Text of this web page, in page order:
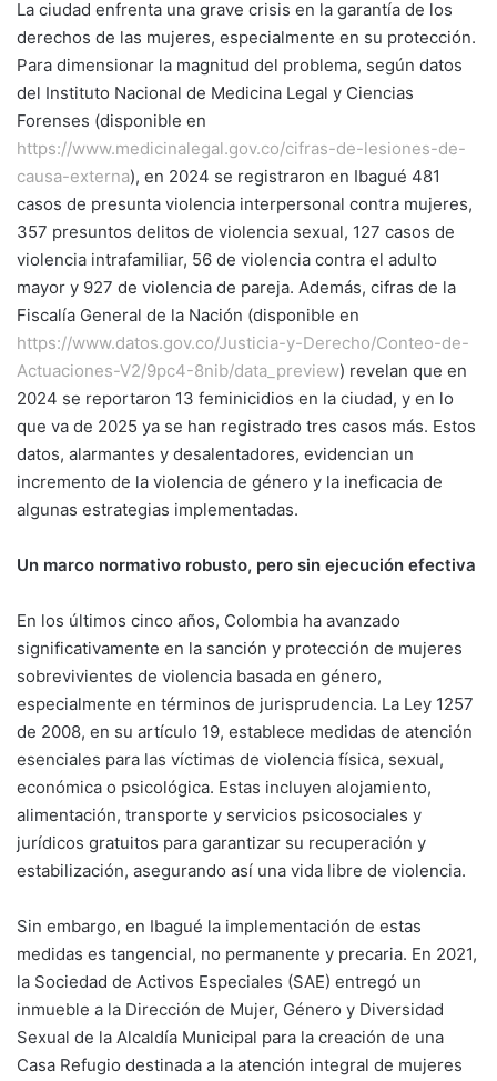
La ciudad enfrenta una grave crisis en la garantía de los
derechos de las mujeres, especialmente en su protección.
Para dimensionar la magnitud del problema, según datos
del Instituto Nacional de Medicina Legal y Ciencias
Forenses (disponible en
https://www.medicinalegal.gov.co/cifras-de-lesiones-de-
causa-externa), en 2024 se registraron en Ibagué 481
casos de presunta violencia interpersonal contra mujeres,
357 presuntos delitos de violencia sexual, 127 casos de
violencia intrafamiliar, 56 de violencia contra el adulto
mayor y 927 de violencia de pareja. Además, cifras de la
Fiscalía General de la Nación (disponible en
https://www.datos.gov.co/Justicia-y-Derecho/Conteo-de-
Actuaciones-V2/9pc4-8nib/data_preview) revelan que en
2024 se reportaron 13 feminicidios en la ciudad, y en lo
que va de 2025 ya se han registrado tres casos más. Estos
datos, alarmantes y desalentadores, evidencian un
incremento de la violencia de género y la ineficacia de
algunas estrategias implementadas.
Un marco normativo robusto, pero sin ejecución efectiva
En los últimos cinco años, Colombia ha avanzado
significativamente en la sanción y protección de mujeres
sobrevivientes de violencia basada en género,
especialmente en términos de jurisprudencia. La Ley 1257
de 2008, en su artículo 19, establece medidas de atención
esenciales para las víctimas de violencia física, sexual,
económica o psicológica. Estas incluyen alojamiento,
alimentación, transporte y servicios psicosociales y
jurídicos gratuitos para garantizar su recuperación y
estabilización, asegurando así una vida libre de violencia.
Sin embargo, en Ibagué la implementación de estas
medidas es tangencial, no permanente y precaria. En 2021,
la Sociedad de Activos Especiales (SAE) entregó un
inmueble a la Dirección de Mujer, Género y Diversidad
Sexual de la Alcaldía Municipal para la creación de una
Casa Refugio destinada a la atención integral de mujeres